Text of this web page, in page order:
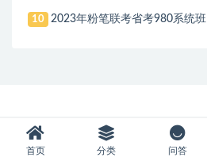
10 2023年粉笔联考省考980系统班
首页 分类 问答